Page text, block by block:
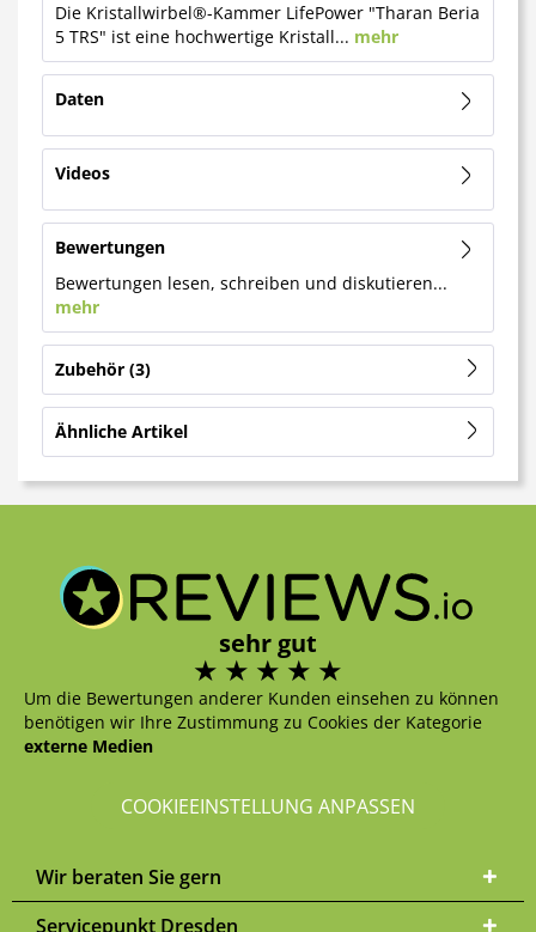
Die Kristallwirbel®-Kammer LifePower "Tharan Beria
5 TRS" ist eine hochwertige Kristall... mehr
Daten
Videos
Bewertungen
Bewertungen lesen, schreiben und diskutieren...
mehr
Zubehör 3
Ähnliche Artikel
sehr gut
Um die Bewertungen anderer Kunden einsehen zu können
benötigen wir Ihre Zustimmung zu Cookies der Kategorie
externe Medien
COOKIEEINSTELLUNG ANPASSEN
Wir beraten Sie gern
Servicepunkt Dresden